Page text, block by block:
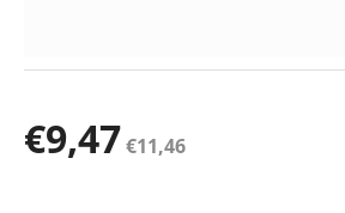
€9,47€11,46